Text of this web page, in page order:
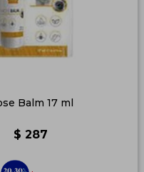
Balm 17 ml
$ 287